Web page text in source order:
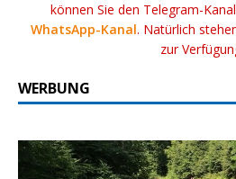
können Sie den Telegram-
WhatsApp-Kanal. Natürlich
zur
WERBUNG